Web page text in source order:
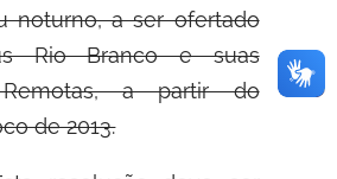
noturno, a ser ofertado
Rio Branco e suas
Remotas, a partir do
de 2013.